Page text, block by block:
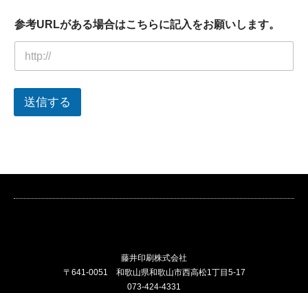
ま
す
。
参考URLがある場合はこちらに記入をお願いします。
送信する
藤井印刷株式会社
〒641-0051 和歌山県和歌山市西高松1丁目5-17
073-424-4331